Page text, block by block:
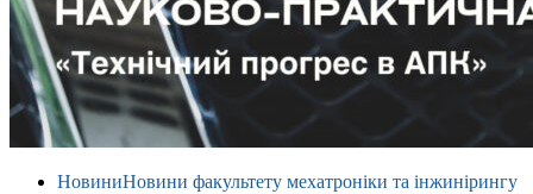
НовиниНовини факультету мехатроніки та інжинірингу